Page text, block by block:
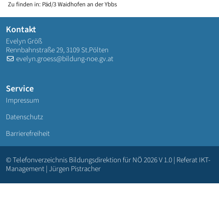
Zu finden in: Päd/3 Waidhofen an der Ybbs
Kontakt
Evelyn Größ
Rennbahnstraße 29, 3109 St.Pölten
evelyn.groess@bildung-noe.gv.at
Service
Impressum
Datenschutz
Barrierefreiheit
© Telefonverzeichnis Bildungsdirektion für NÖ 2026 V 1.0 | Referat IKT-
Management | Jürgen Pistracher